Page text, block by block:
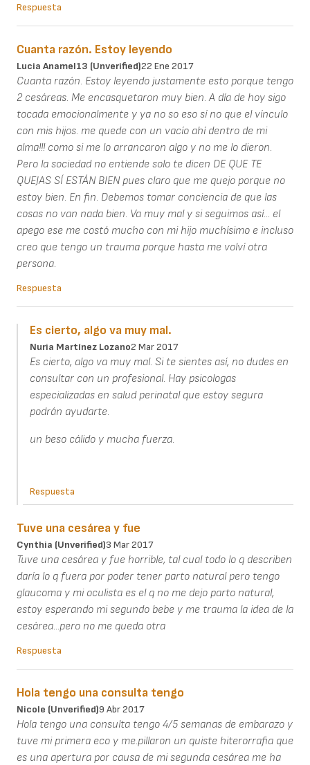
Respuesta
Cuanta razón. Estoy leyendo
Lucia Anamel13 (unverified)22 Ene 2017
Cuanta razón. Estoy leyendo justamente esto porque tengo
2 cesáreas. Me encasquetaron muy bien. A día de hoy sigo
tocada emocionalmente y ya no so eso sí no que el vínculo
con mis hijos. me quede con un vacío ahí dentro de mi
alma!!! como si me lo arrancaron algo y no me lo dieron.
Pero la sociedad no entiende solo te dicen DE QUE TE
QUEJAS SÍ ESTÁN BIEN pues claro que me quejo porque no
estoy bien. En fin. Debemos tomar conciencia de que las
cosas no van nada bien. Va muy mal y si seguimos así... el
apego ese me costó mucho con mi hijo muchísimo e incluso
creo que tengo un trauma porque hasta me volví otra
persona.
Respuesta
Es cierto, algo va muy mal.
Nuria Martínez Lozano2 Mar 2017
Es cierto, algo va muy mal. Si te sientes así, no dudes en
consultar con un profesional. Hay psicologas
especializadas en salud perinatal que estoy segura
podrán ayudarte.
un beso cálido y mucha fuerza.
Respuesta
Tuve una cesárea y fue
Cynthia (unverified)3 Mar 2017
Tuve una cesárea y fue horrible, tal cual todo lo q describen
daría lo q fuera por poder tener parto natural pero tengo
glaucoma y mi oculista es el q no me dejo parto natural,
estoy esperando mi segundo bebe y me trauma la idea de la
cesárea...pero no me queda otra
Respuesta
Hola tengo una consulta tengo
Nicole (unverified)9 Abr 2017
Hola tengo una consulta tengo 4/5 semanas de embarazo y
tuve mi primera eco y me.pillaron un quiste hiterorrafia que
es una apertura por causa de mi segunda cesárea me ha